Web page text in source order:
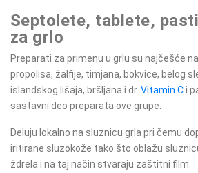
Septolete, tablete,
za grlo
Preparati za primenu u grlu su najčešće
propolisa, žalfije, timjana, bokvice, belog
islandskog lišaja, bršljana i dr. Vitamin Ci
sastavni deo preparata ove grupe.
Deluju lokalno na sluznicu grla pri čemu
iritirane sluzokože tako što oblažu
ždrela i na taj način stvaraju zaštitni film.